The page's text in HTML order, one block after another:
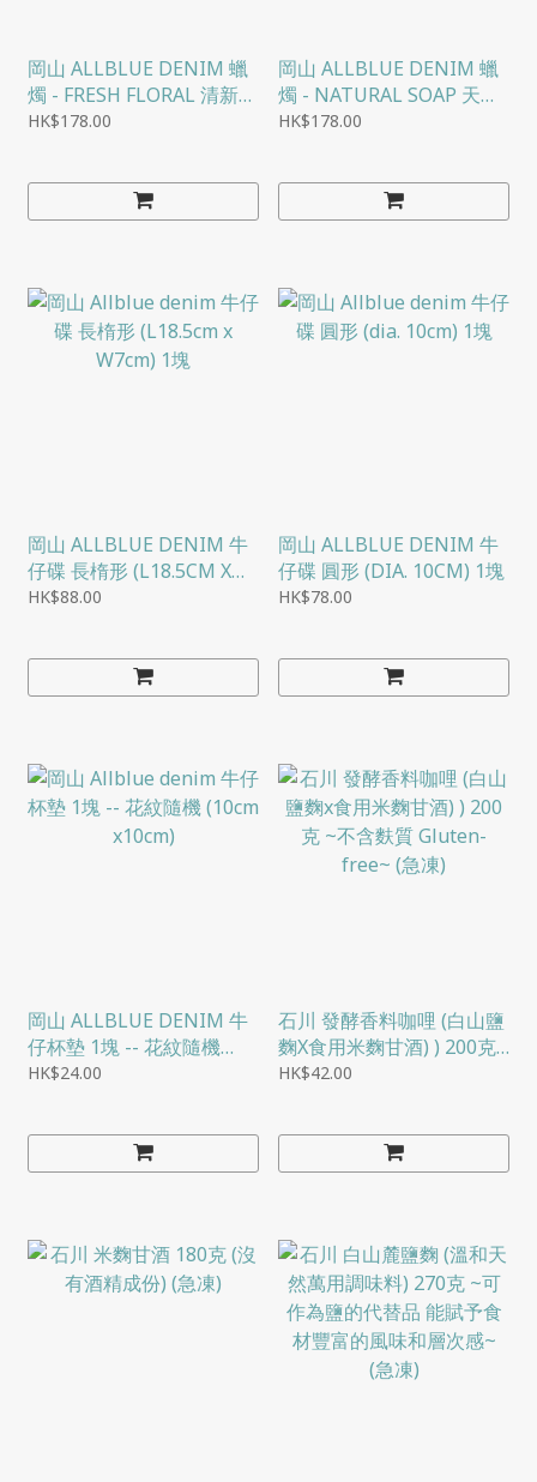
岡山 ALLBLUE DENIM 蠟
燭 - FRESH FLORAL 清新花
香 (MARINE BLUE海軍藍)
HK$178.00
岡山 ALLBLUE DENIM 蠟
燭 - NATURAL SOAP 天然
皂香 (DENIM BLUE牛仔
HK$178.00
岡山 ALLBLUE DENIM 牛
仔碟 長楕形 (L18.5CM X
W7CM) 1塊
HK$88.00
岡山 ALLBLUE DENIM 牛
仔碟 圓形 (DIA. 10CM) 1塊
HK$78.00
岡山 ALLBLUE DENIM 牛
仔杯墊 1塊 -- 花紋隨機
(10CM X10CM)
HK$24.00
石川 發酵香料咖哩 (白山鹽
麴X食用米麴甘酒) ) 200克
~不含麩質 GLUTEN-
HK$42.00